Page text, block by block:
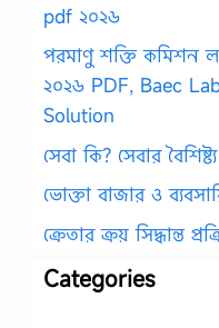
pdf ২০২৬
পরমাণু শক্তি কমিশন
২০২৬ PDF, Baec
Solution
সেবা কি? সেবার
ভোক্তা বাজার ও
ক্রেতার ক্রয় সিদ্ধান্ত
Categories